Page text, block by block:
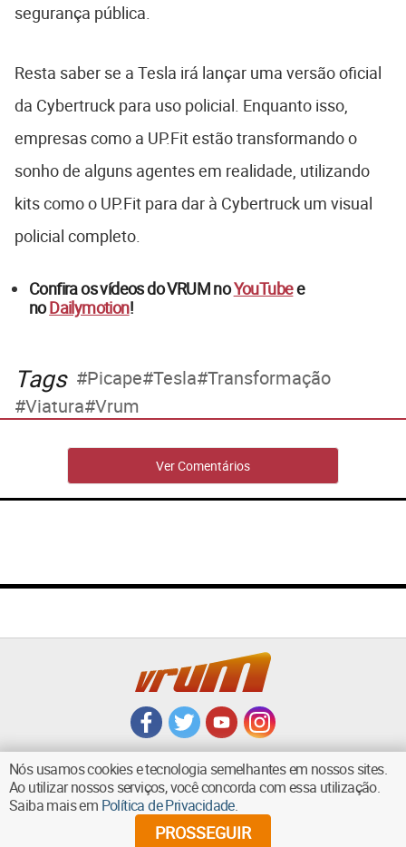
segurança pública.
Resta saber se a Tesla irá lançar uma versão oficial
da Cybertruck para uso policial. Enquanto isso,
empresas como a UP.Fit estão transformando o
sonho de alguns agentes em realidade, utilizando
kits como o UP.Fit para dar à Cybertruck um visual
policial completo.
Confira os vídeos do VRUM noYouTubee
noDailymotion!
Tags Picape Tesla Transformação
Viatura Vrum
Ver Comentários
VOLTAR AO TOPO
Nós usamos cookies e tecnologia semelhantes em nossos sites.
Ao utilizar nossos serviços, você concorda com essa utilização.
Saiba mais em Política de Privacidade.
PROSSEGUIR